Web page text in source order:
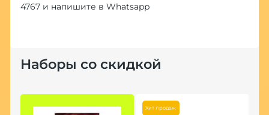
4767и напишите в Whatsapp
Наборы со скидкой
Хит продаж